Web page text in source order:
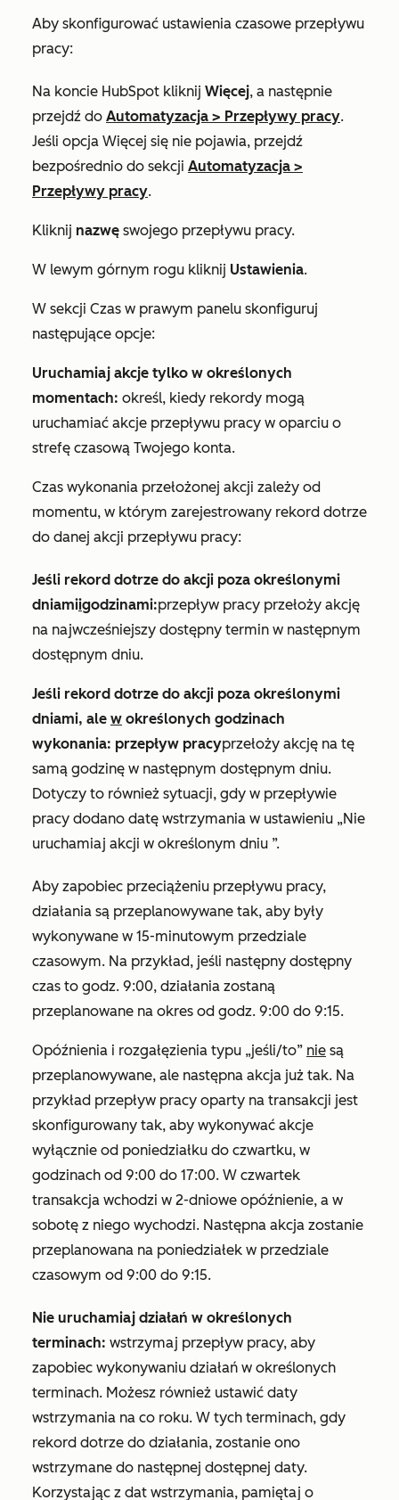
Aby skonfigurować ustawienia czasowe przepływu
pracy:
Na koncie HubSpot kliknij Więcej, a następnie
przejdź do Automatyzacja > Przepływy pracy.
Jeśli opcja Więcej się nie pojawia, przejdź
bezpośrednio do sekcji Automatyzacja >
Przepływy pracy.
Kliknij nazwę swojego przepływu pracy.
W lewym górnym rogu kliknij Ustawienia.
W sekcji Czas w prawym panelu skonfiguruj
następujące opcje:
Uruchamiaj akcje tylko w określonych
momentach: określ, kiedy rekordy mogą
uruchamiać akcje przepływu pracy w oparciu o
strefę czasową Twojego konta.
Czas wykonania przełożonej akcji zależy od
momentu, w którym zarejestrowany rekord dotrze
do danej akcji przepływu pracy:
Jeśli rekord dotrze do akcji poza określonymi
dniamiigodzinami:przepływ pracy przełoży akcję
na najwcześniejszy dostępny termin w następnym
dostępnym dniu.
Jeśli rekord dotrze do akcji poza określonymi
dniami, ale w określonych godzinach
wykonania: przepływ pracyprzełoży akcję na tę
samą godzinę w następnym dostępnym dniu.
Dotyczy to również sytuacji, gdy w przepływie
pracy dodano datę wstrzymania w ustawieniu „Nie
uruchamiaj akcji w określonym dniu ”.
Aby zapobiec przeciążeniu przepływu pracy,
działania są przeplanowywane tak, aby były
wykonywane w 15-minutowym przedziale
czasowym. Na przykład, jeśli następny dostępny
czas to godz. 9:00, działania zostaną
przeplanowane na okres od godz. 9:00 do 9:15.
Opóźnienia i rozgałęzienia typu „jeśli/to” nie są
przeplanowywane, ale następna akcja już tak. Na
przykład przepływ pracy oparty na transakcji jest
skonfigurowany tak, aby wykonywać akcje
wyłącznie od poniedziałku do czwartku, w
godzinach od 9:00 do 17:00. W czwartek
transakcja wchodzi w 2-dniowe opóźnienie, a w
sobotę z niego wychodzi. Następna akcja zostanie
przeplanowana na poniedziałek w przedziale
czasowym od 9:00 do 9:15.
Nie uruchamiaj działań w określonych
terminach: wstrzymaj przepływ pracy, aby
zapobiec wykonywaniu działań w określonych
terminach. Możesz również ustawić daty
wstrzymania na co roku. W tych terminach, gdy
rekord dotrze do działania, zostanie ono
wstrzymane do następnej dostępnej daty.
Korzystając z dat wstrzymania, pamiętaj o